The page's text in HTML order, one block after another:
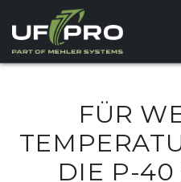
FÜR
DIE P-40